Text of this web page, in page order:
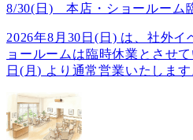
8/30(日) 本店・ショールーム
2026年8月30日(日) は、社外
ョールームは臨時休業とさせ
日(月) より通常営業いたしま